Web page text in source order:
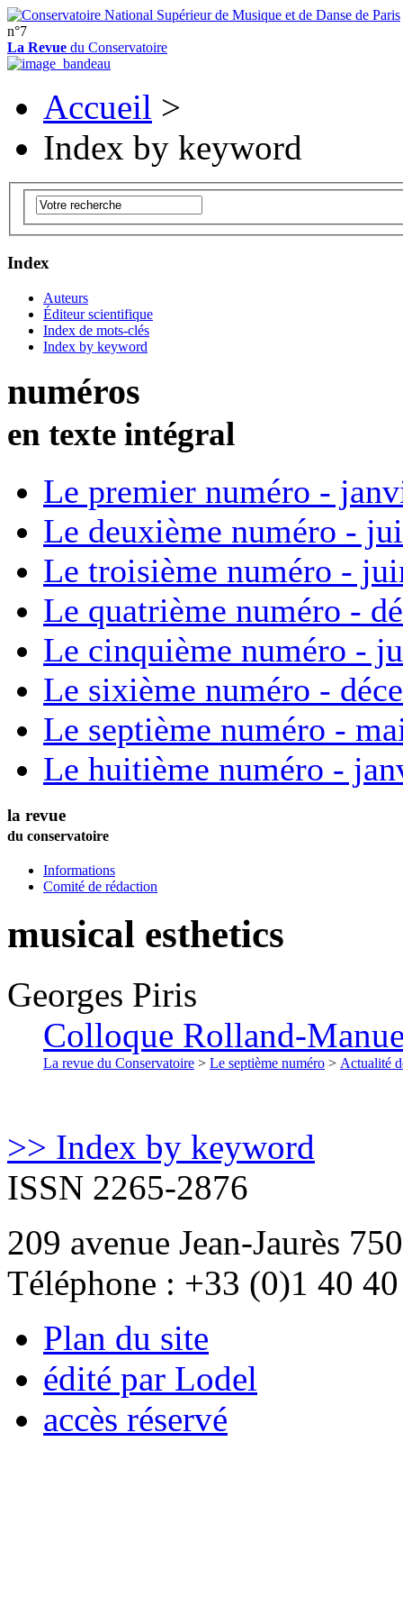
n°7
La Revue du Conservatoire
Accueil >
Index by keyword
Index
Auteurs
Éditeur scientifique
Index de mots-clés
Index by keyword
numéros
en texte intégral
Le premier numéro -
Le deuxième numéro -
Le troisième numéro -
Le quatrième numéro -
Le cinquième numéro -
Le sixième numéro -
Le septième numéro -
Le huitième numéro -
la revue
du conservatoire
Informations
Comité de rédaction
musical esthetics
Georges Piris
Colloque Rolland-
La revue du Conservatoire > Le septième numéro > Actualité
>> Index by keyword
ISSN 2265-2876
209 avenue Jean-Jaurès
Téléphone : +33 (0)1 40
Plan du site
édité par Lodel
accès réservé